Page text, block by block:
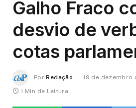
Galho Fraco
desvio de
cotas
Por Redação
19 de dezembro
1 Min de Leitura